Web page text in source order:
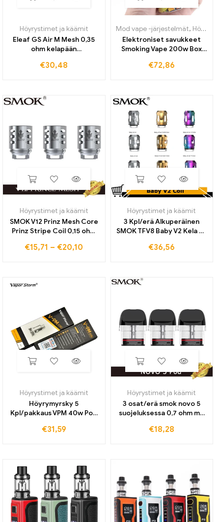
Höyrystimet ja käämit
Eleaf GS Air M Mesh 0,35
ohm kelapään
tikkusäiliöön 5 jaa/erä
€30,48
Mod vape -järjestelmät, Höyrystimet ja käämit
Elektroniset savukkeet
Smoking Vape 200w Box
Starter Kits Digital/Oled
€72,86
Höyrystimet ja käämit
SMOK V12 Prinz Mesh Core
Prinz Stripe Coil 0,15 ohm
höyrystin TFV12 Prince Tank
€15,71 – €20,10
Höyrystimet ja käämit
3 Kpl/erä Alkuperäinen
SMOK TFV8 Baby V2 Kela A1
0,15 ohmin käämin sumutin
€36,56
Höyrystimet ja käämit
Höyrymyrsky 5
Kpl/pakkaus VPM 40w Pod
Ohm tankkihaihdutin
€31,59
Höyrystimet ja käämit
3 osat/erä smok novo 5
suojeluksessa 0,7 ohm mtl
sopii sähkösavuke Smok
€18,28